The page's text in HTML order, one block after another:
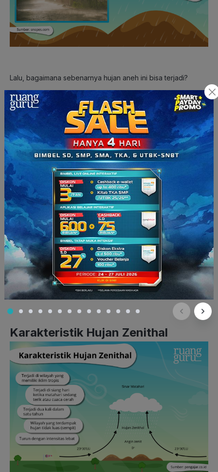
Lalu, bagaimana sebenarnya hujan aneh ini bisa terjadi?
Fenomena ini biasanya
berawal dari hujan badai di suatu
wilayahdengan intensitas tinggi. Nah,butiran hujan badai
tersebut terbawa oleh angin, bahkan bisa sampai ke
tempat yang masih tampak cerah dan tidak berawan.
Di saat yang bersamaan,sinar matahari yang terik di
wilayah cerah itu memicu penguapan (evaporasi)
sehingga terbentuk uap air di udara. Nah, butiran hujan yang
terbawa angin tadi “bertemu” dengan uap air ini, membentuk
partikel air yang lebih besar. Ketikamassa udara di sekitar
menjadi tidak stabil,angin vertikal (udara naik dan turun)
mendorong butiran air itu untuk jatuh sebagai hujan
ringan di bawah sinar matahari.
Jadilah fenomena yang terlihat aneh, hujan di tengah panas
terik. Namun, hujan zenithal ini biasanya hanya berlangsung
beberapa menit aja sebelum langit kembali cerah seperti
semula.
Baca Juga:Hujan Bikin Internet Lemot? Begini
Penjelasannya!
Karakteristik Hujan Zenithal